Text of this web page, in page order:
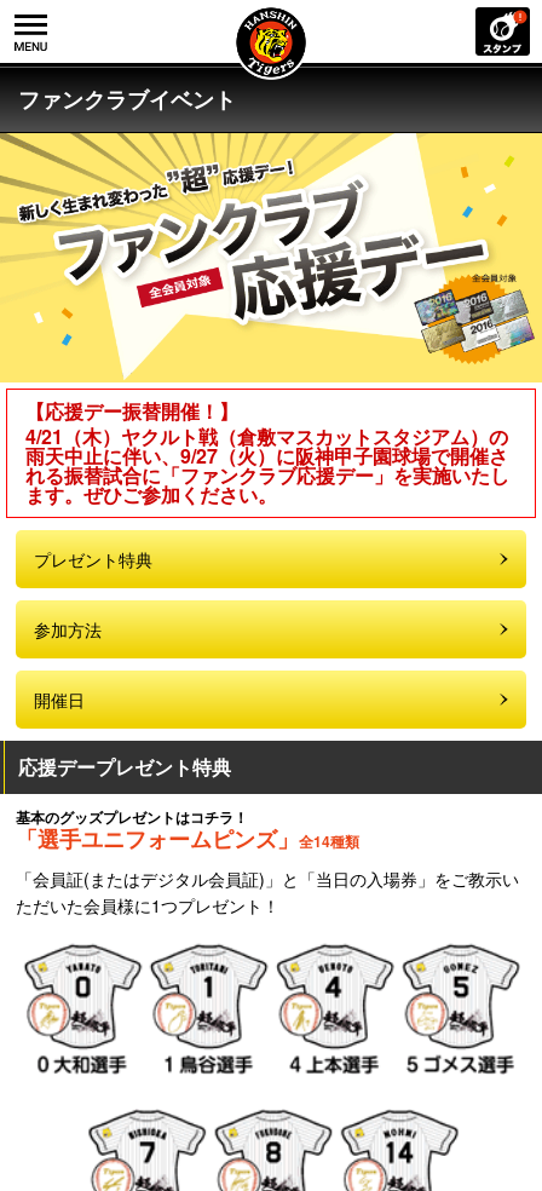
ファンクラブイベント
【応援デー振替開催！】
4/21（木）ヤクルト戦（倉敷マスカットスタジアム）の
雨天中止に伴い、9/27（火）に阪神甲子園球場で開催さ
れる振替試合に「ファンクラブ応援デー」を実施いたし
ます。ぜひご参加ください。
プレゼント特典
参加方法
開催日
応援デープレゼント特典
基本のグッズプレゼントはコチラ！
「選手ユニフォームピンズ」 全14種類
「会員証(またはデジタル会員証)」と「当日の入場券」をご教示い
ただいた会員様に1つプレゼント！